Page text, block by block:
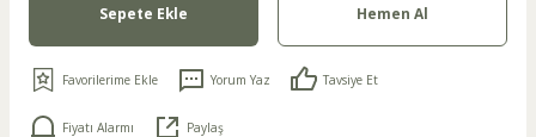
Sepete Ekle Hemen Al
Yorum Yaz Tavsiye Et
Fiyatı Alarmı Paylaş